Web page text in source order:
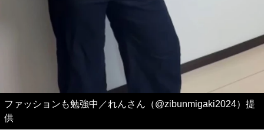
ファッションも勉強中／れんさん（@zibunmigaki2024）提
供